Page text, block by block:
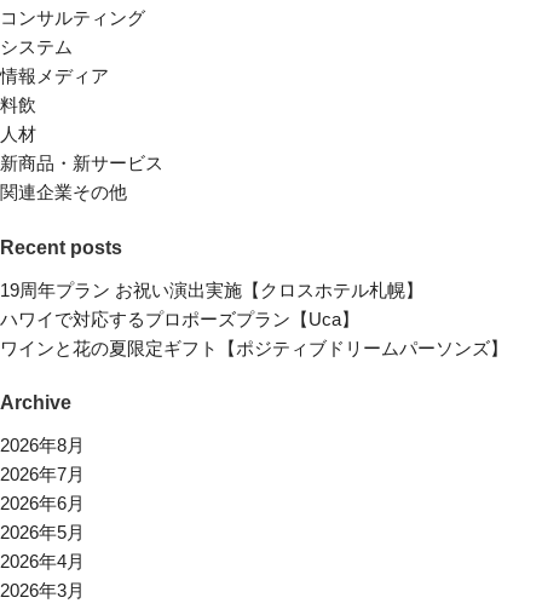
コンサルティング
システム
情報メディア
料飲
人材
新商品・新サービス
関連企業その他
Recent posts
19周年プラン お祝い演出実施【クロスホテル札幌】
ハワイで対応するプロポーズプラン【Uca】
ワインと花の夏限定ギフト【ポジティブドリームパーソンズ】
Archive
2026年8月
2026年7月
2026年6月
2026年5月
2026年4月
2026年3月